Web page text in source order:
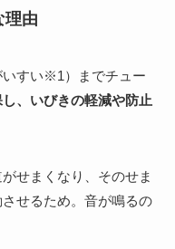
理由
いすい※1）までチュー
、いびきの軽減や防止
せまくなり、そのせま
せるため。音が鳴るの